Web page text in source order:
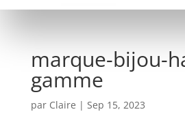
marque-bijou-
gamme
par Claire | Sep 15, 2023